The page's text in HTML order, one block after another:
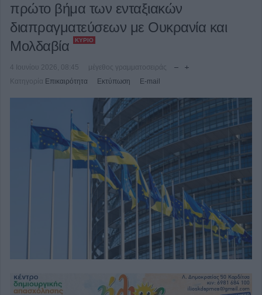
πρώτο βήμα των ενταξιακών
διαπραγματεύσεων με Ουκρανία και
Μολδαβία
ΚΎΡΙΟ
4 Ιουνίου 2026, 08:45
μέγεθος γραμματοσειράς
Κατηγορία Επικαιρότητα Εκτύπωση E-mail